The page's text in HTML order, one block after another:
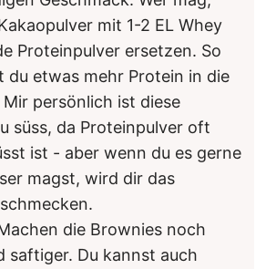
mit 1-2 EL Whey
Proteinpulver ersetzen. So
du etwas mehr Protein in die
persönlich ist diese
süss, da Proteinpulver oft
ist - aber wenn du es gerne
magst, wird dir das
die Brownies noch
saftiger. Du kannst auch